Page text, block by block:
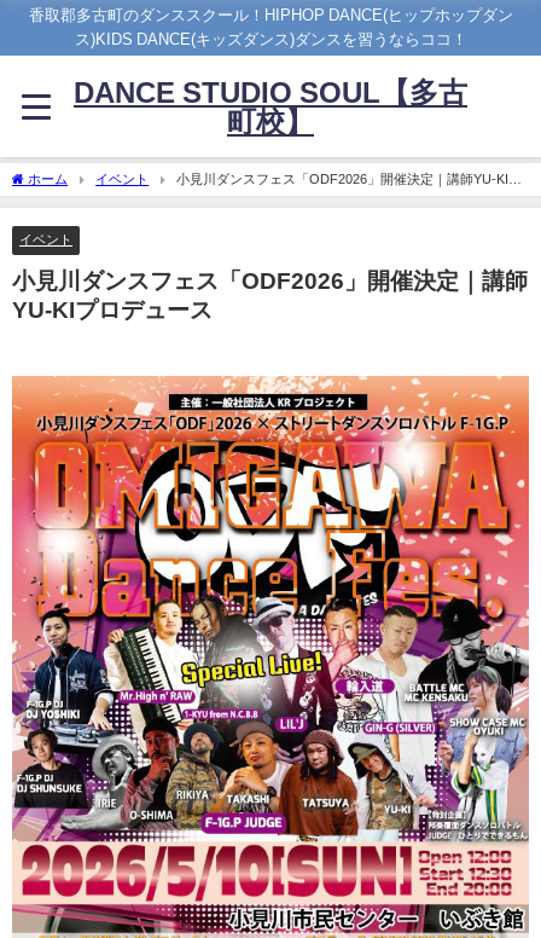
香取郡多古町のダンススクール！HIPHOP DANCE(ヒップホップダン
ス)KIDS DANCE(キッズダンス)ダンスを習うならココ！
DANCE STUDIO SOUL【多古
町校】
ホーム イベント
小見川ダンスフェス「ODF2026」開催決定｜講師YU-KIプ
ロデュース
イベント
小見川ダンスフェス「ODF2026」開催決定｜講師
YU-KIプロデュース